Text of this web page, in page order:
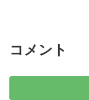
コメント